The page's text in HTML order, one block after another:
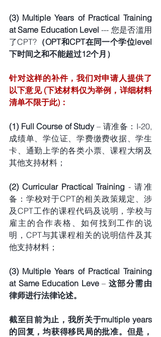
(3) Multiple Years of Practical Training
at Same Education Level --- 您是否滥用
了CPT? （OPT和CPT在同一个学位level
下时间之和不能超过12个月）
针对这样的补件，我们对申请人提供了
以下意见 (下述材料仅为举例，详细材料
清单不限于此)：
(1) Full Course of Study – 请准备：I-20,
成绩单、学位证、学费缴费收据、学生
卡、通勤上学的各类小票、课程大纲及
其他支持材料；
(2) Curricular Practical Training - 请准
备：学校对于CPT的相关政策规定、涉
及CPT工作的课程代码及说明，学校与
雇主的合作表格、如何找到工作的说
明，CPT与其课程相关的说明信件及其
他支持材料；
(3) Multiple Years of Practical Training
at Same Education Leve – 这部分需由
律师进行法律论述。
截至目前为止，我所关于multiple years
的回复，均获得移民局的批准。但是，